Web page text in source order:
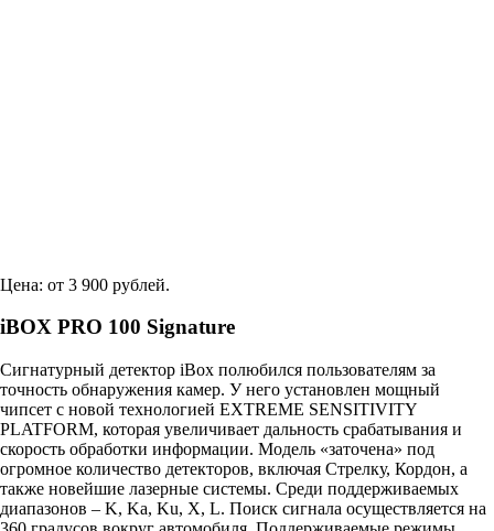
Цена: от 3 900 рублей.
iBOX PRO 100 Signature
Сигнатурный детектор iBox полюбился пользователям за
точность обнаружения камер. У него установлен мощный
чипсет с новой технологией EXTREME SENSITIVITY
PLATFORM, которая увеличивает дальность срабатывания и
скорость обработки информации. Модель «заточена» под
огромное количество детекторов, включая Стрелку, Кордон, а
также новейшие лазерные системы. Среди поддерживаемых
диапазонов – K, Ka, Ku, X, L. Поиск сигнала осуществляется на